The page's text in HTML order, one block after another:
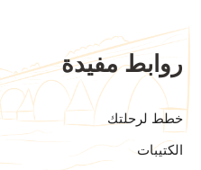
روابط مفيدة
خطط لرحلتك
الكتيبات